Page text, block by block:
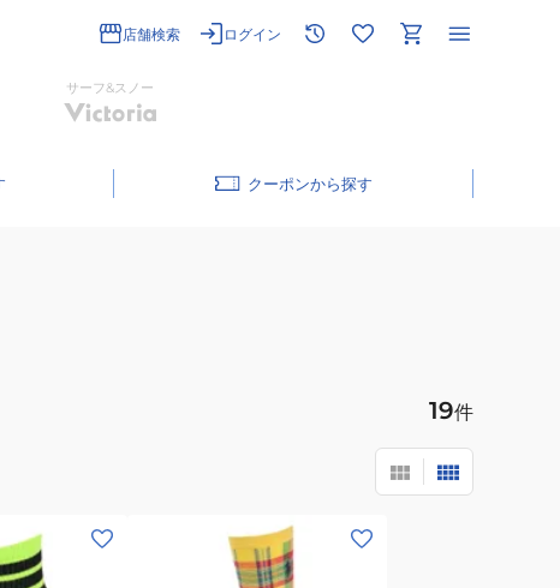
店舗検索 ログイン
サーフ&スノー
クーポン
19件